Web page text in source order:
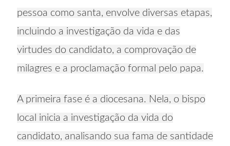
pessoa como santa, envolve diversas etapas,
incluindo a investigação da vida e das
virtudes do candidato, a comprovação de
milagres e a proclamação formal pelo papa.
A primeira fase é a diocesana. Nela, o bispo
local inicia a investigação da vida do
candidato, analisando sua fama de santidade